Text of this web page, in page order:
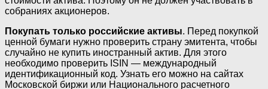
собраниях акционеров.
Покупать только российские активы. Перед покупкой
ценной бумаги нужно проверить страну эмитента, чтобы
случайно не купить иностранный актив. Для этого
необходимо проверить ISIN — международный
идентификационный код. Узнать его можно на сайтах
Московской биржи или Национального расчетного